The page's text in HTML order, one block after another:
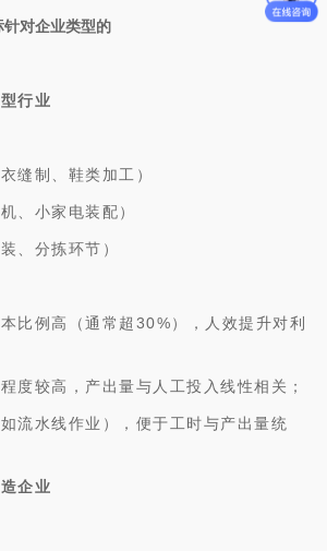
对企业类型的
行业
缝制、鞋类加工）
、小家电装配）
、分拣环节）
比例高（通常超30%），人效提升对利
度较高，产出量与人工投入线性相关；
流水线作业），便于工时与产出量统
企业